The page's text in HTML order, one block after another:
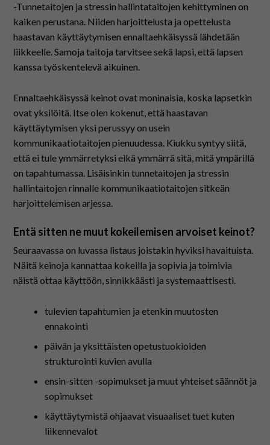
-Tunnetaitojen ja stressin hallintataitojen kehittyminen on
kaiken perustana. Niiden harjoittelusta ja opettelusta
haastavan käyttäytymisen ennaltaehkäisyssä lähdetään
liikkeelle. Samoja taitoja tarvitsee sekä lapsi, että lapsen
kanssa työskentelevä aikuinen.
Ennaltaehkäisyssä keinot ovat moninaisia, koska lapsetkin
ovat yksilöitä. Itse olen kokenut, että haastavan
käyttäytymisen yksi perussyy on usein
kommunikaatiotaitojen pienuudessa. Kiukku syntyy siitä,
että ei tule ymmärretyksi eikä ymmärrä sitä, mitä ympärillä
on tapahtumassa. Lisäisinkin tunnetaitojen ja stressin
hallintaitojen rinnalle kommunikaatiotaitojen sitkeän
harjoittelemisen arjessa.
Entä sitten ne muut kokeilemisen arvoiset keinot?
Seuraavassa on luvassa listaus joistakin hyviksi havaituista.
Näitä keinoja kannattaa kokeilla ja sopivia ja toimivia
näistä ottaa käyttöön, sinnikkäästi ja systemaattisesti.
tulevien tapahtumien ja etenkin muutosten
ennakointi
päivän ja yksittäisten opetustuokioiden
strukturointi kuvien avulla
ensin-sitten -sopimukset ja muut yhteiset säännöt ja
sopimukset
käyttäytymistä ohjaavat visuaaliset tuet kuten
liikennevalot